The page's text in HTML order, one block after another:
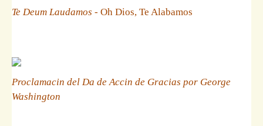
Te Deum Laudamos - Oh Dios, Te Alabamos
Proclamacin del Da de Accin de Gracias por George
Washington